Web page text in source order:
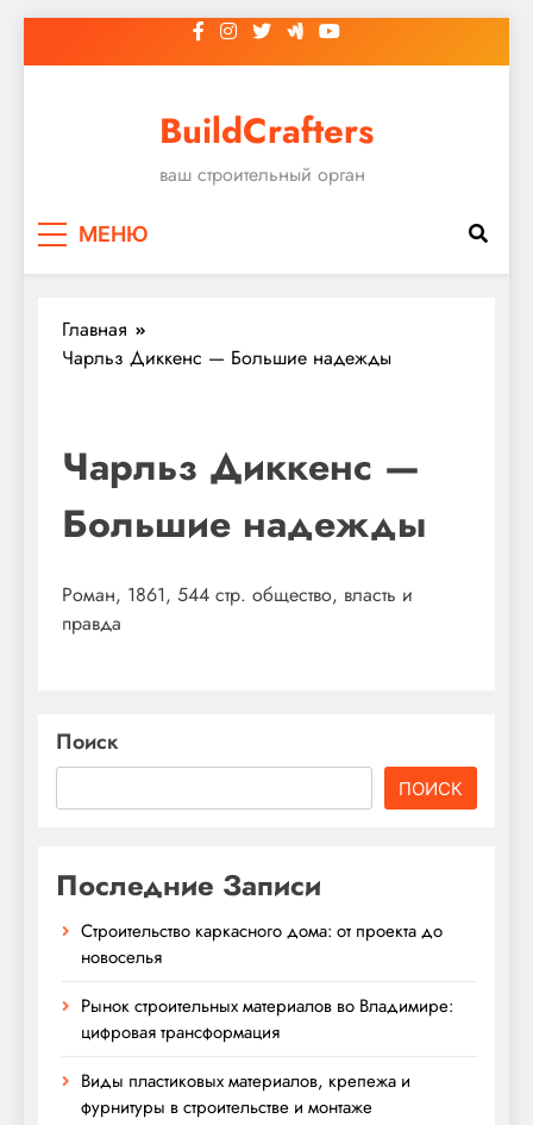
к
BuildCrafters
ваш строительный орган
МЕНЮ
Главная
Чарльз Диккенс — Большие надежды
Чарльз Диккенс —
Большие надежды
Роман, 1861, 544 стр. общество, власть и
правда
Поиск
ПОИСК
Последние Записи
Строительство каркасного дома: от проекта до
новоселья
Рынок строительных материалов во Владимире:
цифровая трансформация
Виды пластиковых материалов, крепежа и
фурнитуры в строительстве и монтаже